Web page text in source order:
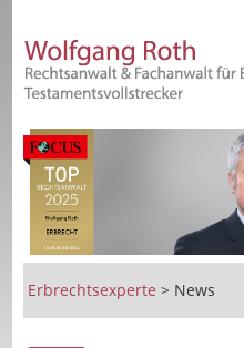
Erbrechtsexperte > News